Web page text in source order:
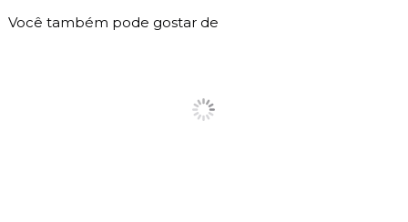
Você também pode gostar de